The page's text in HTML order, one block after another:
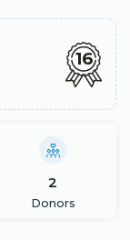
16
2
Donors